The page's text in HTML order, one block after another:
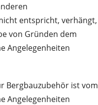
entspricht, verhängt,
von Gründen dem
Angelegenheiten
Bergbauzubehör ist vom
Angelegenheiten